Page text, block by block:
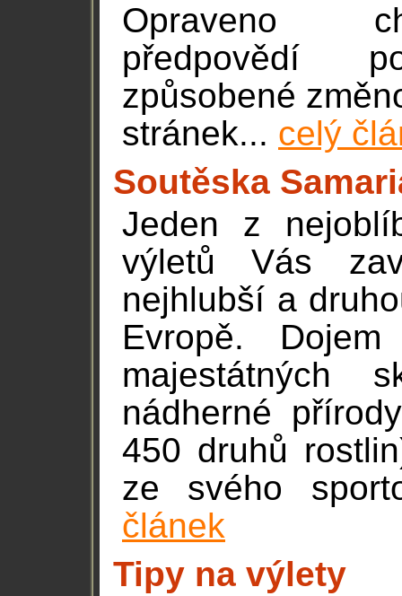
Opraveno
předpovědí
způsobené
stránek... celý
Soutěska
Jeden z
výletů Vás
nejhlubší a
Evropě.
majestátných
nádherné
450 druhů
ze svého
článek
Tipy na výlety